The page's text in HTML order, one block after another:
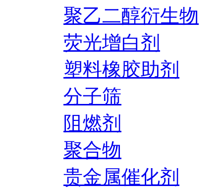
聚乙二醇衍生物
荧光增白剂
塑料橡胶助剂
分子筛
阻燃剂
聚合物
贵金属催化剂